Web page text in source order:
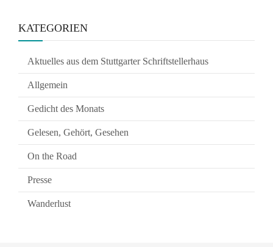
KATEGORIEN
Aktuelles aus dem Stuttgarter Schriftstellerhaus
Allgemein
Gedicht des Monats
Gelesen, Gehört, Gesehen
On the Road
Presse
Wanderlust